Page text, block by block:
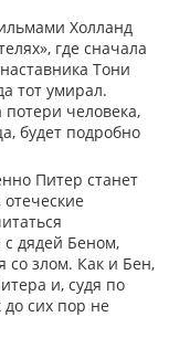
Холланд
где сначала
Тони
тот умирал.
человека,
будет подробно
Питер станет
с дядей Беном,
со злом. Как и Бен,
и, судя по
сих пор не